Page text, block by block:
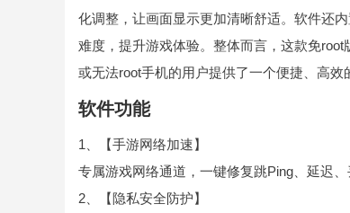
化调整，让画面显示更加清晰舒适。软件还
难度，提升游戏体验。整体而言，这款免
或无法root手机的用户提供了一个便捷、高效
软件功能
1、【手游网络加速】
专属游戏网络通道，一键修复跳Ping、延迟
2、【隐私安全防护】